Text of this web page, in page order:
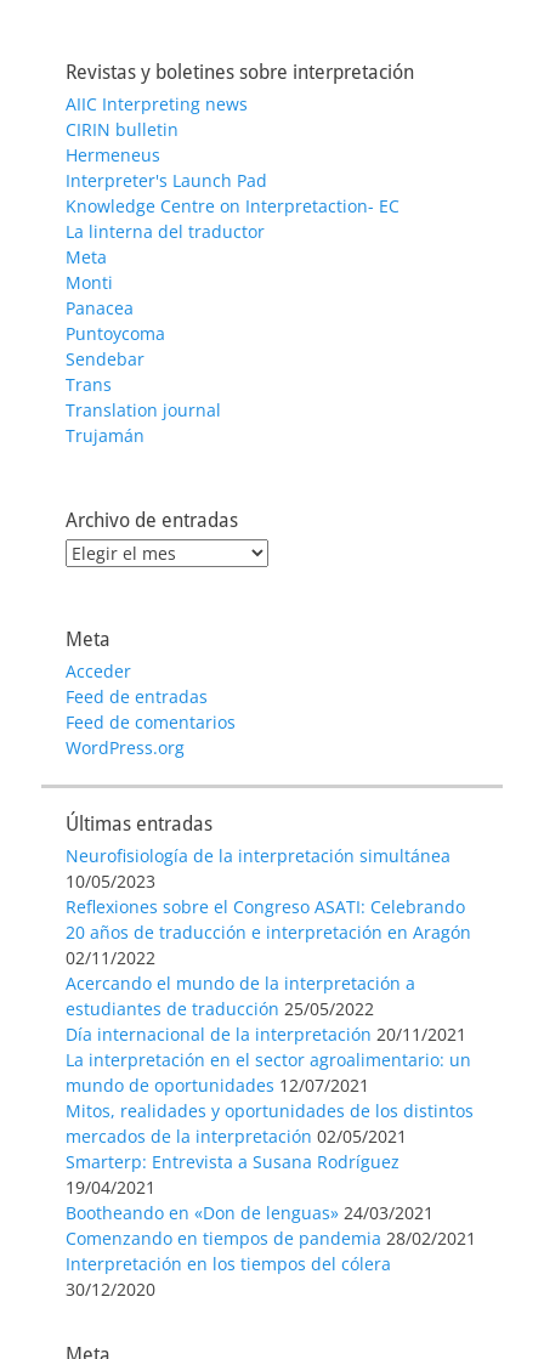
Revistas y boletines sobre interpretación
AIIC Interpreting news
CIRIN bulletin
Hermeneus
Interpreter's Launch Pad
Knowledge Centre on Interpretaction- EC
La linterna del traductor
Meta
Monti
Panacea
Puntoycoma
Sendebar
Trans
Translation journal
Trujamán
Archivo de entradas
Archivo
Meta
Acceder
Feed de entradas
Feed de comentarios
WordPress.org
Últimas entradas
Neurofisiología de la interpretación simultánea
10/05/2023
Reflexiones sobre el Congreso ASATI: Celebrando
20 años de traducción e interpretación en Aragón
02/11/2022
Acercando el mundo de la interpretación a
estudiantes de traducción 25/05/2022
Día internacional de la interpretación 20/11/2021
La interpretación en el sector agroalimentario: un
mundo de oportunidades 12/07/2021
Mitos, realidades y oportunidades de los distintos
mercados de la interpretación 02/05/2021
Smarterp: Entrevista a Susana Rodríguez
19/04/2021
Bootheando en «Don de lenguas» 24/03/2021
Comenzando en tiempos de pandemia 28/02/2021
Interpretación en los tiempos del cólera
30/12/2020